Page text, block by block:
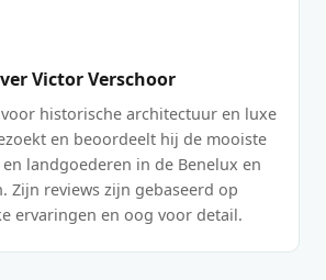
Victor Verschoor
historische architectuur en luxe
en beoordeelt hij de mooiste
landgoederen in de Benelux en
Zijn reviews zijn gebaseerd op
ervaringen en oog voor detail.